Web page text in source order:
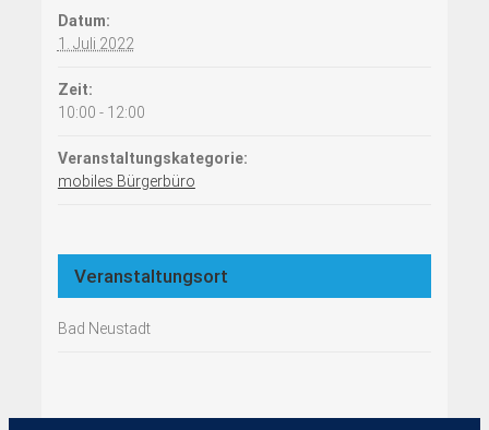
Datum:
1. Juli 2022
Zeit:
10:00 - 12:00
Veranstaltungskategorie:
mobiles Bürgerbüro
Veranstaltungsort
Bad Neustadt